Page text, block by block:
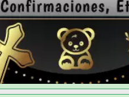
Costura